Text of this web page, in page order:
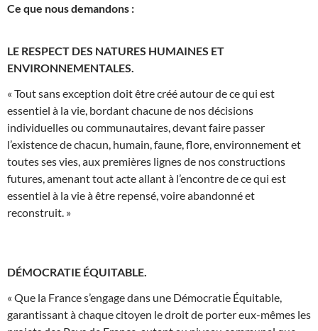
Ce que nous demandons :
LE RESPECT DES NATURES HUMAINES ET
ENVIRONNEMENTALES.
« Tout sans exception doit être créé autour de ce qui est
essentiel à la vie, bordant chacune de nos décisions
individuelles ou communautaires, devant faire passer
l’existence de chacun, humain, faune, flore, environnement et
toutes ses vies, aux premières lignes de nos constructions
futures, amenant tout acte allant à l’encontre de ce qui est
essentiel à la vie à être repensé, voire abandonné et
reconstruit. »
DÉMOCRATIE ÉQUITABLE.
« Que la France s’engage dans une Démocratie Équitable,
garantissant à chaque citoyen le droit de porter eux-mêmes les